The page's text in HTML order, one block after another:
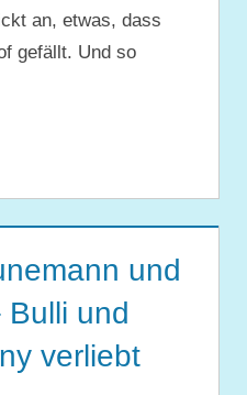
an, etwas, dass
gefällt. Und so
und
und
verliebt